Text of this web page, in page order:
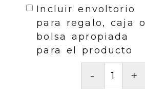
Incluir envoltorio
para regalo, caja o
bolsa apropiada
para el producto
- +